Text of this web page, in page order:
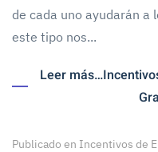
de cada uno ayudarán a
este tipo nos...
Leer
Publicado en Incentivos de